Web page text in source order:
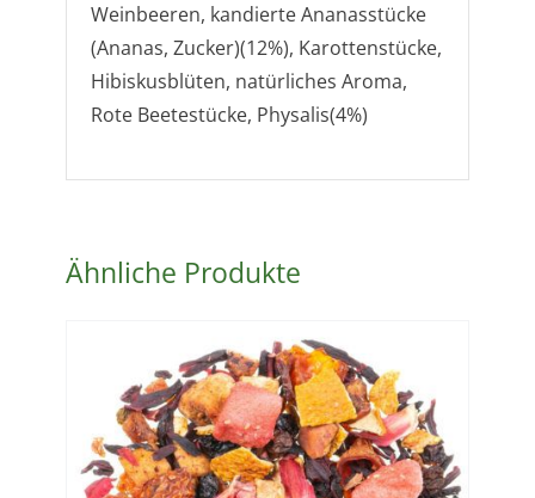
Weinbeeren, kandierte Ananasstücke
(Ananas, Zucker)(12%), Karottenstücke,
Hibiskusblüten, natürliches Aroma,
Rote Beetestücke, Physalis(4%)
Ähnliche Produkte